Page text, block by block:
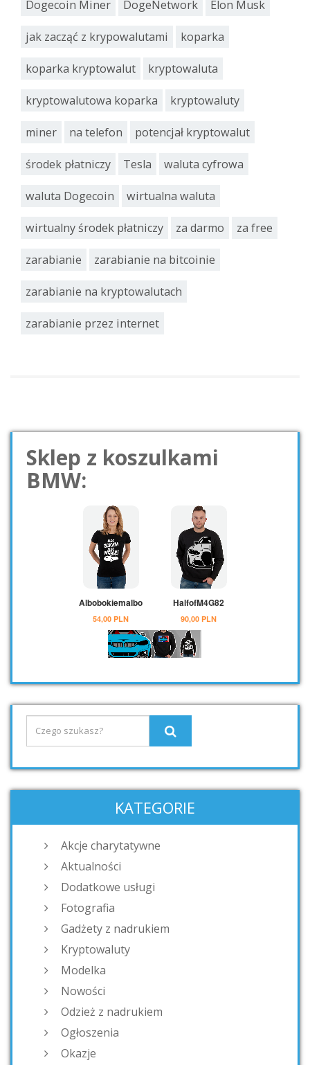
Dogecoin Miner DogeNetwork Elon Musk
jak zacząć z krypowalutami koparka
koparka kryptowalut kryptowaluta
kryptowalutowa koparka kryptowaluty
miner na telefon potencjał kryptowalut
środek płatniczy Tesla waluta cyfrowa
waluta Dogecoin wirtualna waluta
wirtualny środek płatniczy za darmo za free
zarabianie zarabianie na bitcoinie
zarabianie na kryptowalutach
zarabianie przez internet
Sklep z koszulkami
BMW:
KATEGORIE
Akcje charytatywne
Aktualności
Dodatkowe usługi
Fotografia
Gadżety z nadrukiem
Kryptowaluty
Modelka
Nowości
Odzież z nadrukiem
Ogłoszenia
Okazje